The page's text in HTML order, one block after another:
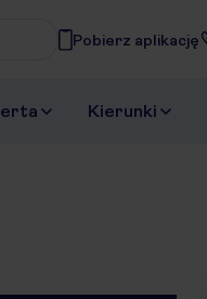
Pobierz aplikację
Kierunki